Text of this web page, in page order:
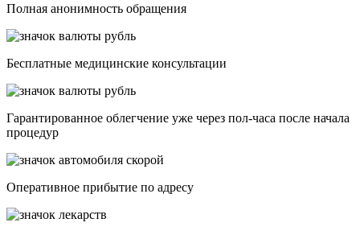
Полная анонимность обращения
Бесплатные медицинские консультации
Гарантированное облегчение уже через пол-часа после начала
процедур
Опеpативное прибытие по адресу